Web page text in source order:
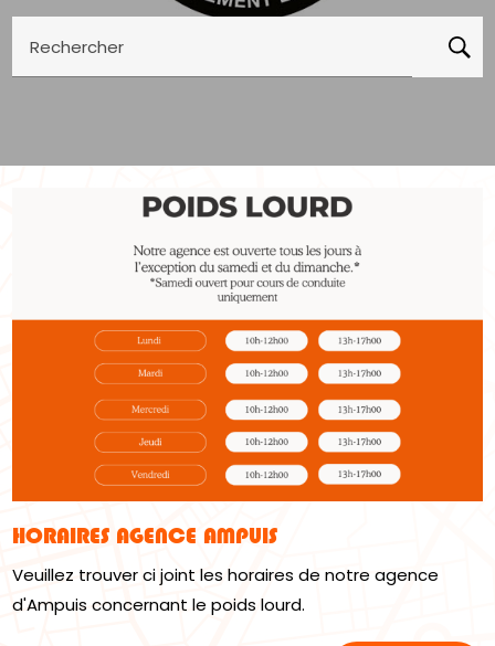
Rechercher
HORAIRES AGENCE AMPUIS
Veuillez trouver ci joint les horaires de notre agence
d'Ampuis concernant le poids lourd.